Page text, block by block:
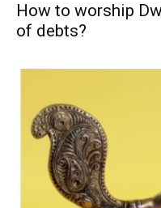
How to worship
of debts?